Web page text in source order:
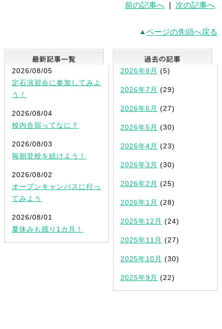
前の記事へ 次の記事へ
ページの先頭へ戻る
最新記事一覧
2026/08/05
定石演習会に参加してみよ
う！
2026/08/04
校内合宿ってなに？
2026/08/03
毎朝登校を続けよう！
2026/08/02
オープンキャンパスに行っ
てみよう
2026/08/01
夏休みも残り1カ月！
2026年8月 (5)
2026年7月 (29)
2026年6月 (27)
2026年5月 (30)
2026年4月 (23)
2026年3月 (30)
2026年2月 (25)
2026年1月 (28)
2025年12月 (24)
2025年11月 (27)
2025年10月 (30)
2025年9月 (22)